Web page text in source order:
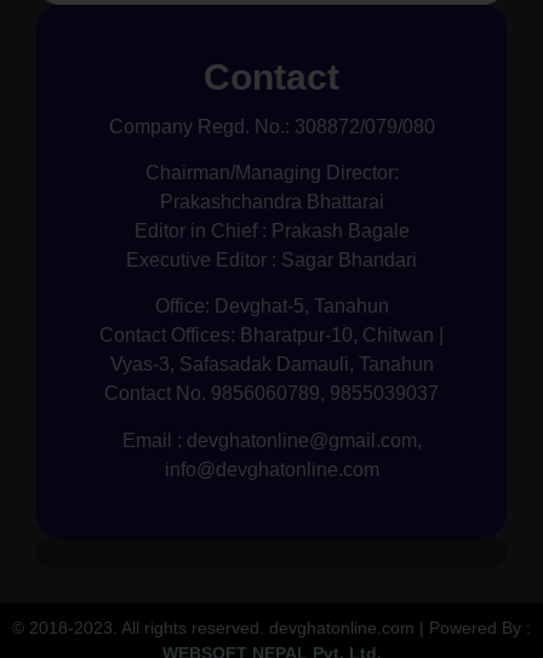
Contact
Company Regd. No.: 308872/079/080
Chairman/Managing Director:
Prakashchandra Bhattarai
Editor in Chief : Prakash Bagale
Executive Editor : Sagar Bhandari
Office: Devghat-5, Tanahun
Contact Offices: Bharatpur-10, Chitwan |
Vyas-3, Safasadak Damauli, Tanahun
Contact No. 9856060789, 9855039037
Email : devghatonline@gmail.com,
info@devghatonline.com
© 2018-2023. All rights reserved. devghatonline.com | Powered By :
WEBSOFT NEPAL Pvt. Ltd.